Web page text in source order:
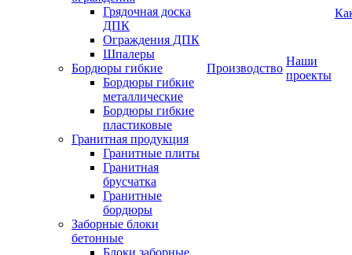
Грядочная доска
ДПК
Ограждения ДПК
Шпалеры
Бордюры гибкие
Бордюры гибкие
металлические
Бордюры гибкие
пластиковые
Гранитная продукция
Гранитные плиты
Гранитная
брусчатка
Гранитные
бордюры
Заборные блоки
бетонные
Блоки заборные
Производство
Наши
проекты